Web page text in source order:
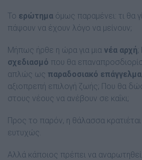
Το ερώτημα όμως παραμένει: τι θα
πάψουν να έχουν λόγο να μείνουν;
Μήπως ήρθε η ώρα για μια νέα αρχή;
σχεδιασμό που θα
απλώς ως παραδοσιακό επάγγελμα
αξιοπρεπή επιλογή ζωής; Που θα
στους νέους να ανέβουν σε καΐκι;
Προς το παρόν, η θάλασσα
ευτυχώς.
Αλλά κάποιος πρέπει να αναρωτηθεί: